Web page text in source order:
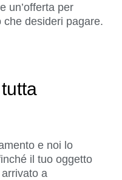
un’offerta per
che desideri pagare.
e noi lo
il tuo oggetto
a